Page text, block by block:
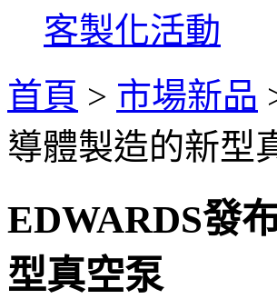
客製化活動
首頁 > 市場新品
導體製造的新型
EDWARDS發
型真空泵